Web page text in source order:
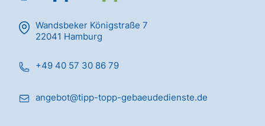
Wandsbeker Königstraße 7
22041 Hamburg
+49 40 57 30 86 79
angebot@tipp-topp-gebaeudedienste.de